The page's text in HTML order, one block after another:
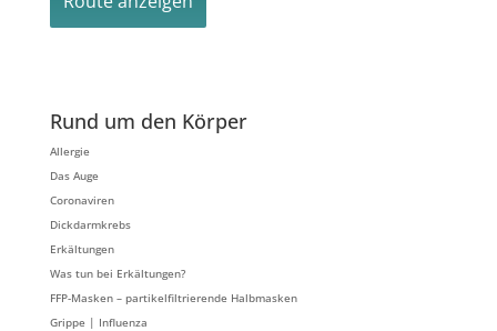
Rund um den Körper
Allergie
Das Auge
Coronaviren
Dickdarmkrebs
Erkältungen
Was tun bei Erkältungen?
FFP-Masken – partikelfiltrierende Halbmasken
Grippe | Influenza